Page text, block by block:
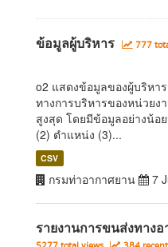
ข้อมูลผู้บริหาร 777
o2 แสดงข้อมูลของผู้บริหา
ทางการบริหารของหน่วยง
สูงสุด โดยมีข้อมูลอย่างน้อ
(2) ตำแหน่ง (3)...
CSV
กรมท่าอากาศยาน 7
รายงานการขนส่งทาง